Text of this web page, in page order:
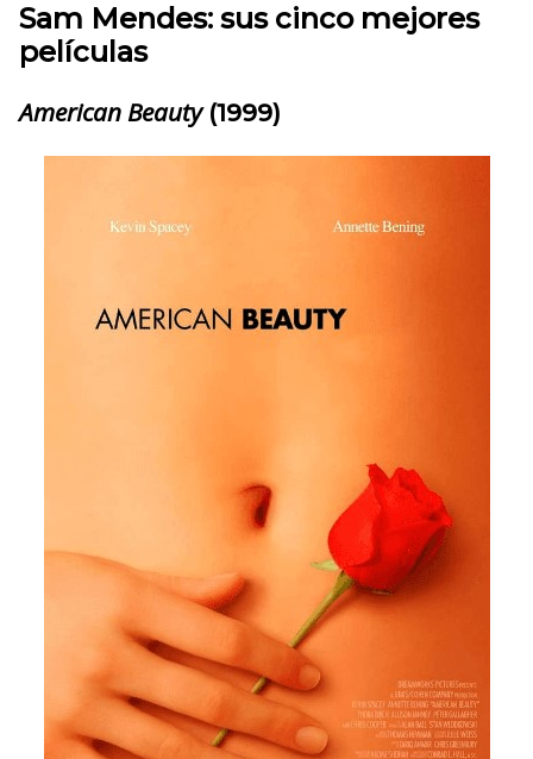
Sam Mendes: sus cinco mejores
películas
American Beauty (1999)